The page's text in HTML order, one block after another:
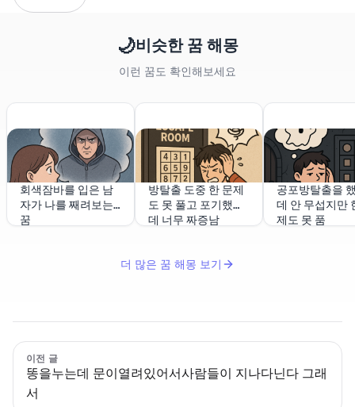
🌙비슷한 꿈 해몽
이런 꿈도 확인해보세요
회색잠바를 입은 남
자가 나를 째려보는
꿈
방탈출 도중 한 문제
도 못 풀고 포기했는
데 너무 짜증남
공포방탈출을
데 안 무섭지만
제도 못 품
더 많은 꿈 해몽 보기
이전 글
똥을누는데 문이열려있어서사람들이 지나다닌다 그래
서